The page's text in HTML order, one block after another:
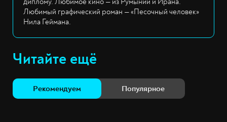
Любимый графический роман — «Песочный человек»
Нила Геймана.
Читайте ещё
Рекомендуем Популярное